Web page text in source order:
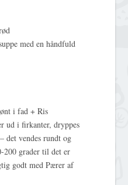
med en håndfuld
i fad + Ris
ud i firkanter, dryppes
det vendes rundt og
200 grader til det er
godt med Pærer af